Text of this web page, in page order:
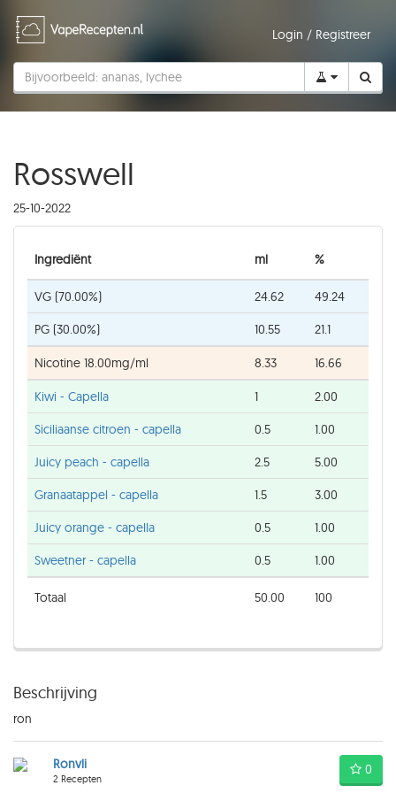
Login / Registreer
Rosswell
25-10-2022
Ingrediënt ml %
VG (70.00%) 24.62 49.24
PG (30.00%) 10.55 21.1
Nicotine 18.00mg/ml 8.33 16.66
Kiwi - Capella 1 2.00
Siciliaanse citroen - capella 0.5 1.00
Juicy peach - capella 2.5 5.00
Granaatappel - capella 1.5 3.00
Juicy orange - capella 0.5 1.00
Sweetner - capella 0.5 1.00
Totaal 50.00 100
Beschrijving
ron
Ronvli
2 Recepten
0